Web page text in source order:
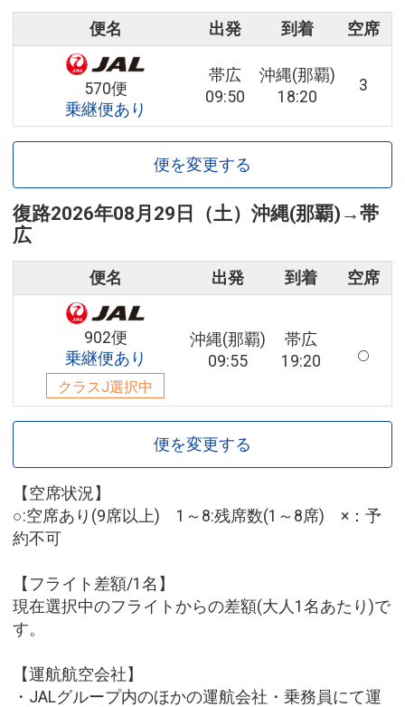
便名 出発 到着 空席
570便
乗継便あり
帯広
09:50
沖縄(那覇)
18:20
3
便を変更する
復路2026年08月29日（土） 沖縄(那覇) →帯
広
便名 出発 到着 空席
902便
乗継便あり
クラスJ選択中
沖縄(那覇)
09:55
帯広
19:20
便を変更する
【空席状況】
○:空席あり(9席以上) 1～8:残席数(1～8席) ×：予
約不可
【フライト差額/1名】
現在選択中のフライトからの差額(大人1名あたり)で
す。
【運航航空会社】
・JALグループ内のほかの運航会社・乗務員にて運